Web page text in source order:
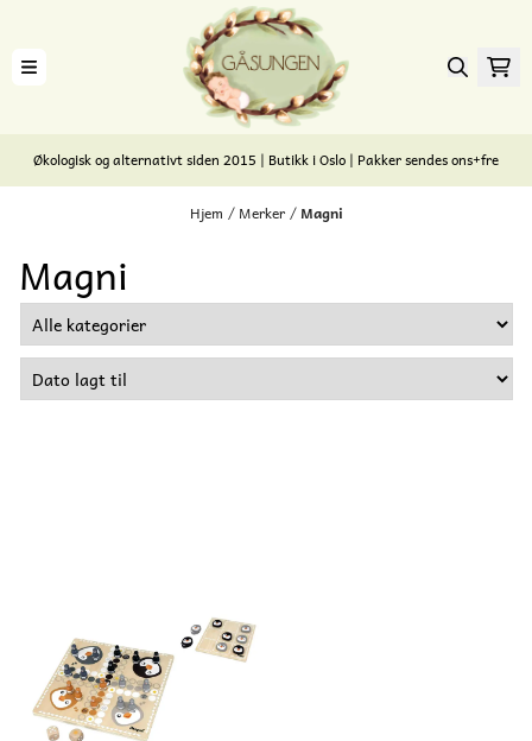
Økologisk og alternativt siden 2015 | Butikk i Oslo | Pakker sendes ons+fre
Hjem / Merker / Magni
Magni